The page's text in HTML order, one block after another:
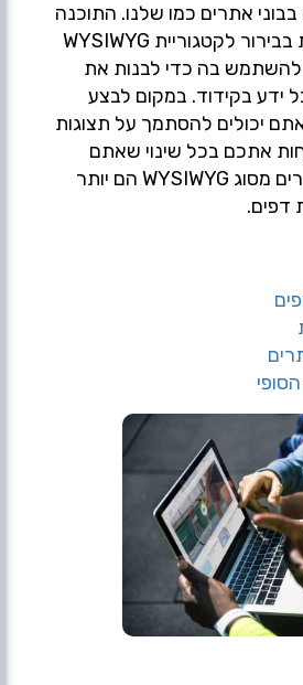
אתרים כמו שלנו. התוכנה
של SITE123 שייכת בבירור לקטגוריית WYSIWYG
להשתמש בה כדי לבנות את
בקידוד. במקום לבצע
אתם יכולים להסתמך על תצוגות
אתכם בכל שינוי שאתם
עושים. אבל בוני אתרים מסוג WYSIWYG הם יותר
דפים.